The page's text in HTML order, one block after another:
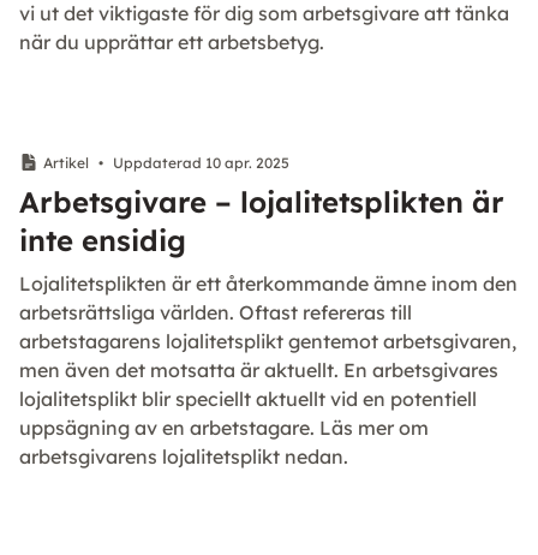
vi ut det viktigaste för dig som arbetsgivare att tänka
när du upprättar ett arbetsbetyg.
Artikel • Uppdaterad 10 apr. 2025
Arbetsgivare – lojalitetsplikten är
inte ensidig
Lojalitetsplikten är ett återkommande ämne inom den
arbetsrättsliga världen. Oftast refereras till
arbetstagarens lojalitetsplikt gentemot arbetsgivaren,
men även det motsatta är aktuellt. En arbetsgivares
lojalitetsplikt blir speciellt aktuellt vid en potentiell
uppsägning av en arbetstagare. Läs mer om
arbetsgivarens lojalitetsplikt nedan.